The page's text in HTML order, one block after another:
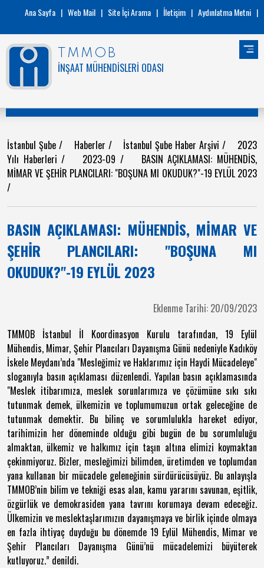
Ana Sayfa | Web Mail | Site İçi Arama | İletişim | Aydınlatma Metni |
TMMOB
İNŞAAT MÜHENDİSLERİ ODASI
İstanbul Şube / Haberler / İstanbul Şube Haber Arşivi/ 2023
Yılı Haberleri/ 2023-09 / BASIN AÇIKLAMASI: MÜHENDİS,
MİMAR VE ŞEHİR PLANCILARI: "BOŞUNA MI OKUDUK?"-19 EYLÜL 2023
/
BASIN AÇIKLAMASI: MÜHENDİS, MİMAR VE
ŞEHİR PLANCILARI: "BOŞUNA MI
OKUDUK?"-19 EYLÜL 2023
Eklenme Tarihi: 20/09/2023
TMMOB İstanbul İl Koordinasyon Kurulu tarafından, 19 Eylül
Mühendis, Mimar, Şehir Plancıları Dayanışma Günü nedeniyle Kadıköy
İskele Meydanı’nda "Mesleğimiz ve Haklarımız için Haydi Mücadeleye"
sloganıyla basın açıklaması düzenlendi. Yapılan basın açıklamasında
"Meslek itibarımıza, meslek sorunlarımıza ve çözümüne sıkı sıkı
tutunmak demek, ülkemizin ve toplumumuzun ortak geleceğine de
tutunmak demektir. Bu bilinç ve sorumlulukla hareket ediyor,
tarihimizin her döneminde olduğu gibi bugün de bu sorumluluğu
almaktan, ülkemiz ve halkımız için taşın altına elimizi koymaktan
çekinmiyoruz. Bizler, mesleğimizi bilimden, üretimden ve toplumdan
yana kullanan bir mücadele geleneğinin sürdürücüsüyüz. Bu anlayışla
TMMOB’nin bilim ve tekniği esas alan, kamu yararını savunan, eşitlik,
özgürlük ve demokrasiden yana tavrını korumaya devam edeceğiz.
Ülkemizin ve meslektaşlarımızın dayanışmaya ve birlik içinde olmaya
en fazla ihtiyaç duyduğu bu dönemde 19 Eylül Mühendis, Mimar ve
Şehir Plancıları Dayanışma Günü’nü mücadelemizi büyüterek
kutluyoruz.” denildi.